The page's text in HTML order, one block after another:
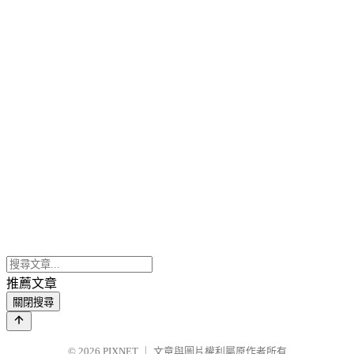
推薦文章
關閉搜尋
© 2026 PIXNET 文章與圖片權利屬原作者所有